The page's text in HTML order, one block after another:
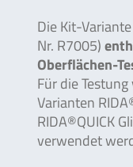
Die Kit-
Nr. R7005)
Oberflächen-
Für die
Varianten
RIDA®QUICK
verwendet